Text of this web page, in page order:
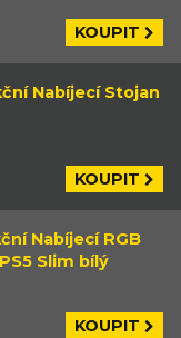
KOUPIT
Nabíjecí Stojan
KOUPIT
Nabíjecí RGB
Slim bílý
KOUPIT